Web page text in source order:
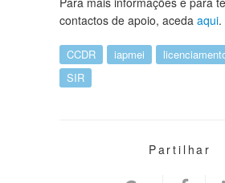
contactos de apoio, aceda aqui.
CCDR iapmei
SIR
Partilhar